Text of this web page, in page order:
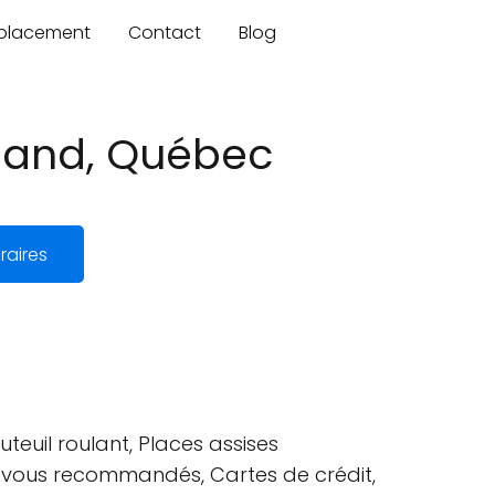
Contact Blog
Québec
roulant, Places assises
recommandés, Cartes de crédit,